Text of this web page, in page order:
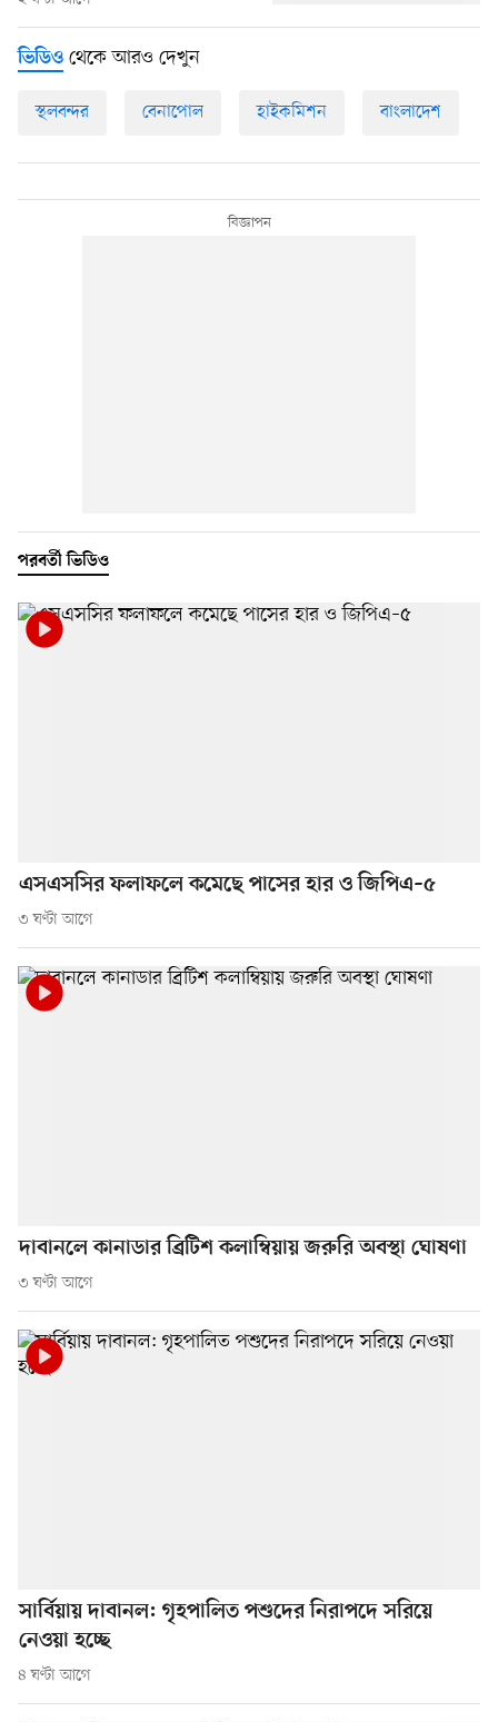
ভিডিও থেকে আরও দেখুন
স্থলবন্দর বেনাপোল হাইকমিশন বাংলাদেশ
পরবর্তী ভিডিও
এসএসসির ফলাফলে কমেছে পাসের হার ও জিপিএ–৫
৩ ঘণ্টা আগে
দাবানলে কানাডার ব্রিটিশ কলাম্বিয়ায় জরুরি অবস্থা ঘোষণা
৩ ঘণ্টা আগে
সার্বিয়ায় দাবানল: গৃহপালিত পশুদের নিরাপদে সরিয়ে
নেওয়া হচ্ছে
৪ ঘণ্টা আগে